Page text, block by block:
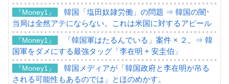
『Money1』
韓国「塩田奴隷労働」の問題 ⇒ 韓国の闇･
当局は全然アテにならない。これは米国に対するアピール
『Money1』
「韓国軍はたるんでいる」案件 × ２。⇒ 韓
国軍をダメにする最強タッグ「李在明 + 安圭伯」
『Money1』
韓国メディアが「韓国政府と李在明が吊る
される可能性もあるのでは」とほのめかす。